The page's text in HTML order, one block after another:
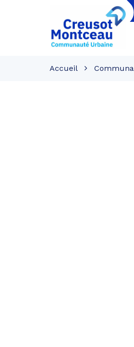
Creusot
Montceau
Accueil